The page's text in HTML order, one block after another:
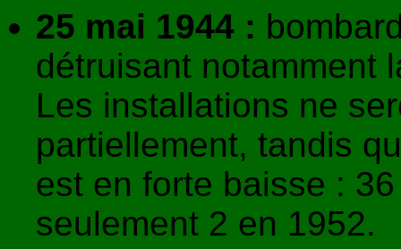
25 mai 1944 :
détruisant notamment
Les installations ne
partiellement, tandis
est en forte baisse :
seulement 2 en 1952.